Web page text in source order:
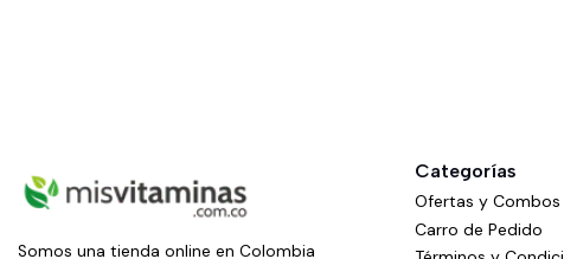
Somos una tienda online en Colombia
Categorías
Ofertas y Combos
Carro de Pedido